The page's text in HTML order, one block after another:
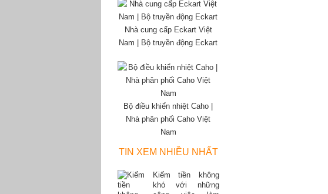
Nhà cung cấp Eckart Việt
Nam | Bộ truyền động Eckart
Bộ điều khiển nhiệt Caho |
Nhà phân phối Caho Việt
Nam
TIN XEM NHIỀU NHẤT
Kiếm tiền không
khó với những